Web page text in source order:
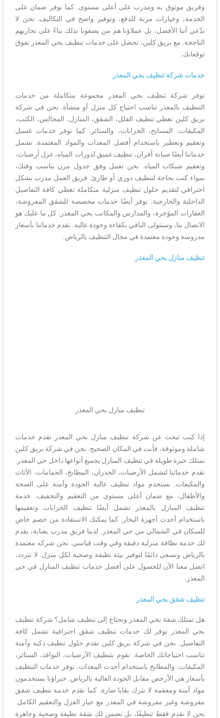
وفريق موثوق به ومدرب على أعلى مستوى. كما نوفر ضمان على
الخدمة، وخيارات مرنة للدفع، وتوفير واضح في التكاليف. نحن لا
ندّعي أننا الأفضل، بل عملاؤنا هم من يصفونا بذلك بناءً على تجاربهم
الناجحة. مع بريق كلين، تحصل على خدمات تنظيف بحي المعذر تفوق
توقعاتك.
خدمات شركة تنظيف بحي المعذر
توفر شركة تنظيف بحي المعذر مجموعة متكاملة من خدمات
التنظيف بالمعذر تناسب احتياج كل منزل أو منشأة. نحن في شركة
بريق كلين نغطي تنظيف الفلل، الشقق، المنازل، المجالس، الكنب،
المكيفات، المسابح، الخزانات، والستائر. كما نوفر خدمات غسيل
وتعقيم وتعطير باستخدام أفضل المعدات والمواد المعتمدة. تشمل
خدماتنا أيضًا صيانة أفران، تنظيف عميق لدورات المياه، عزل أرضيات،
وتعقيم شبكات المياه. نحن نعمل وفق جدول مرن يناسب وقتك،
سواء كنت بحاجة لتنظيف دوري أو طارئ. فريق العمل مدرب بشكل
احترافي لتقديم حلول تنظيف منزلية متكاملة تغطي كافة التفاصيل
الداخلية والخارجية. نوفر أيضًا خدمات مخصصة للشقق المفروشة،
العقارات المؤجرة، والمدارس والمكاتب بحي المعذر. كل ما عليك هو
الاتصال بنا، وسنتولى الباقي بكفاءة وجودة عالية. نقدم خدماتنا بأسعار
مدروسة وجودة معتمدة في مجال التنظيف بالرياض.
تنظيف منازل بحي المعذر
تنظيف منازل بحي المعذر
إذا كنت تبحث عن شركة تنظيف منازل بحي المعذر تقدم خدمات
شاملة وموثوقة، فأنت في المكان الصحيح. نحن في شركة بريق كلين
نمتلك خبرة طويلة في تنظيف المنازل بجميع أنواعها داخل حي المعذر.
نقدم خدماتنا لتشمل الأرضيات، الجدران، المطابخ، الحمامات، الأثاث
والمكيفات. نستخدم مواد تنظيف عالية الجودة وآمنة على الصحة
والأطفال، مع ضمان أعلى مستوى من التعقيم والتجفيف. خدمة
تنظيف المنازل بالمعذر تشمل أيضًا تنظيف الخزانات وتعقيمها
باستخدام أحدث أجهزة البخار. كما يمكنك الاستفادة من خصم خاص
للسكان في الشمالي من حي المعذر. لدينا فريق مدرب بعناية، يقدم
لك خدمة نظافة منزلية دقيقة وفي وقت قياسي. نحن شركه معتمدة
بالرياض ونسعى دائمًا لتوفير بيئة نظيفة وصحية لكل منزل. لا تتردد،
اتصل معنا الآن للحصول على أفضل خدمات تنظيف المنازل في حي
المعذر.
تنظيف شقق بحي المعذر
هل تمتلك شقة بحي المعذر وتحتاج إلى تنظيف شامل؟ شركة تنظيف
بحي المعذر توفر لك خدمات تنظيف شقق احترافية تشمل كافة
التفاصيل. نحن في شركة بريق كلين نقدم حلول تنظيف ذكية وآمنة
تناسب احتياجاتك الخاصة. نقوم بتنظيف الأرضيات، النوافذ، الستائر،
المكيفات، والمطابخ باستخدام أحدث المعدات. نوفر خدمات التنظيف
بأسعار هي الأرخص مقابل الجودة العالية بالرياض. خبراؤنا يستخدمون
مواد آمنة ومعقمة لا تترك بقايا ضارة. كما نقدم خدمة تنظيف شقق
مفروشة وغير مفروشة في المعذر مع خيار العزل والتعقيم الكامل.
نحن لا نقدم فقط تنظيفًا، بل نضمن لك شقة نظيفة وصحية وجاهزة